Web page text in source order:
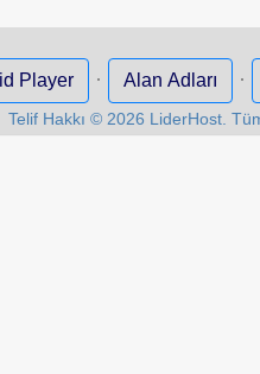
Player · Alan Adları ·
Telif Hakkı © 2026 LiderHost.